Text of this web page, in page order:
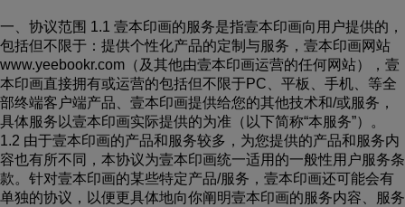
一、协议范围 1.1 壹本印画的服务是指壹本印画向用户提供的，
包括但不限于：提供个性化产品的定制与服务，壹本印画网站
www.yeebookr.com（及其他由壹本印画运营的任何网站），壹
本印画直接拥有或运营的包括但不限于PC、平板、手机、等全
部终端客户端产品、壹本印画提供给您的其他技术和/或服务，
具体服务以壹本印画实际提供的为准（以下简称“本服务”）。
1.2 由于壹本印画的产品和服务较多，为您提供的产品和服务内
容也有所不同，本协议为壹本印画统一适用的一般性用户服务条
款。针对壹本印画的某些特定产品/服务，壹本印画还可能会有
单独的协议，以便更具体地向你阐明壹本印画的服务内容、服务